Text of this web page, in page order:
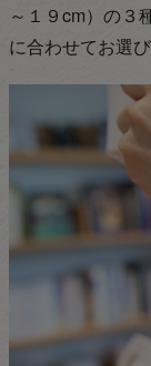
～１９cm）の３
に合わせてお選